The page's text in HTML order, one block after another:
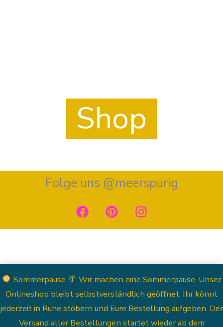
Sommerpause
Wir machen eine Sommerpause. Unser
Onlineshop bleibt selbstverständlich geöffnet. Ihr könnt
jederzeit in Ruhe stöbern und Eure Bestellung aufgeben. Der
Versand aller Bestellungen startet wieder ab dem
Shop
Folge uns @meerspurig
F
a
c
o
o
k
P
i
n
r
e
s
t
I
n
s
g
r
a
m